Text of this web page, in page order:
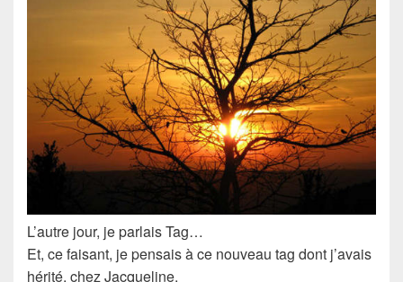
L’autre jour, je parlaisTag…
Et, ce faisant, je pensais à ce nouveau tag dont j’avais
hérité, chez Jacqueline.